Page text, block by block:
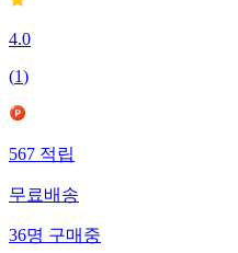
4.0
(1)
567적립
무료배송
36명구매중